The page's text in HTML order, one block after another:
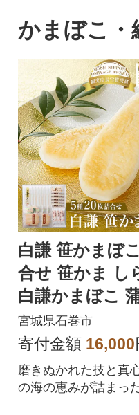
かまぼこ・
白謙 笹かまぼ
合せ 笹かま し
白謙かまぼこ
まぼこ 練り物
石巻市
宮城県石巻市
寄付金額 16,000
磨きぬかれた技と真
の海の恵みが詰まっ